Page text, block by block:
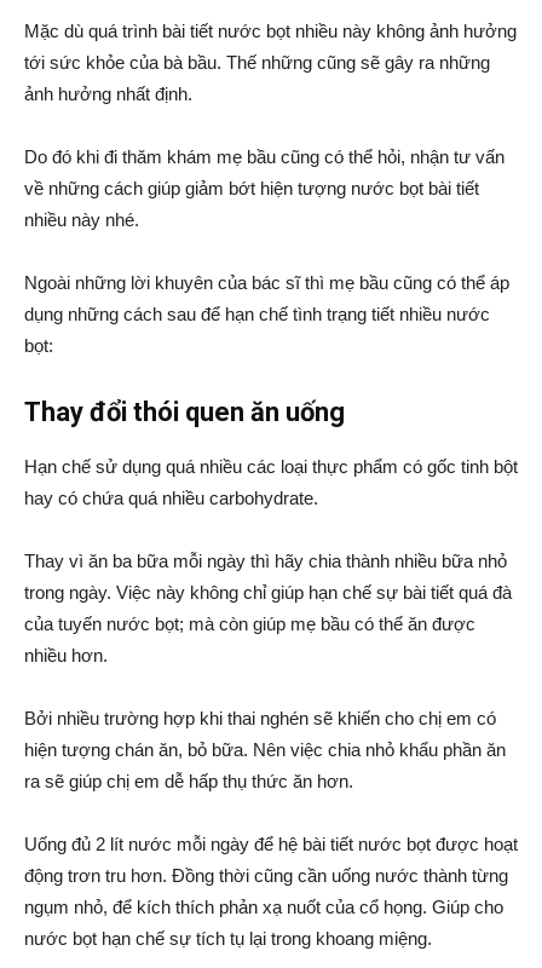
Mặc dù quá trình bài tiết nước bọt nhiều này không ảnh hưởng
tới sức khỏe của bà bầu. Thế những cũng sẽ gây ra những
ảnh hưởng nhất định.
Do đó khi đi thăm khám mẹ bầu cũng có thể hỏi, nhận tư vấn
về những cách giúp giảm bớt hiện tượng nước bọt bài tiết
nhiều này nhé.
Ngoài những lời khuyên của bác sĩ thì mẹ bầu cũng có thể áp
dụng những cách sau để hạn chế tình trạng tiết nhiều nước
bọt:
Thay đổi thói quen ăn uống
Hạn chế sử dụng quá nhiều các loại thực phẩm có gốc tinh bột
hay có chứa quá nhiều carbohydrate.
Thay vì ăn ba bữa mỗi ngày thì hãy chia thành nhiều bữa nhỏ
trong ngày. Việc này không chỉ giúp hạn chế sự bài tiết quá đà
của tuyến nước bọt; mà còn giúp mẹ bầu có thể ăn được
nhiều hơn.
Bởi nhiều trường hợp khi thai nghén sẽ khiến cho chị em có
hiện tượng chán ăn, bỏ bữa. Nên việc chia nhỏ khẩu phần ăn
ra sẽ giúp chị em dễ hấp thụ thức ăn hơn.
Uống đủ 2 lít nước mỗi ngày để hệ bài tiết nước bọt được hoạt
động trơn tru hơn. Đồng thời cũng cần uống nước thành từng
ngụm nhỏ, để kích thích phản xạ nuốt của cổ họng. Giúp cho
nước bọt hạn chế sự tích tụ lại trong khoang miệng.